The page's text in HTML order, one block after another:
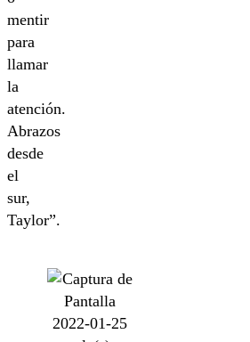
mentir
para
llamar
la
atención.
Abrazos
desde
el
sur,
Taylor”.